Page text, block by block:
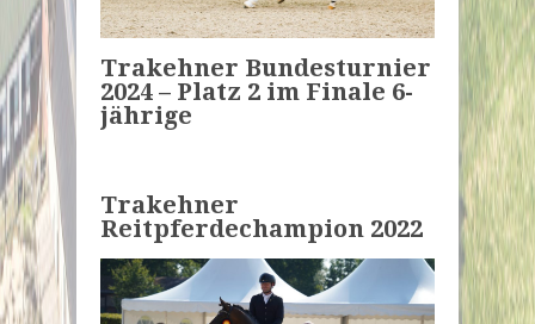
Trakehner Bundesturnier
2024 – Platz 2 im Finale 6-
jährige
Trakehner
Reitpferdechampion 2022